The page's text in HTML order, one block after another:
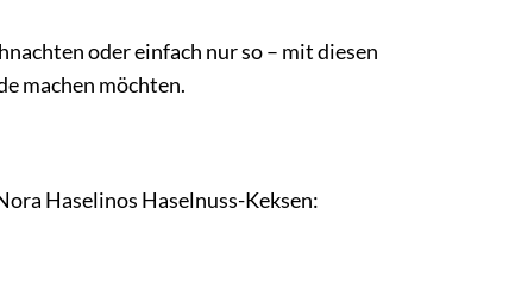
oder einfach nur so – mit diesen
machen möchten.
Haselinos Haselnuss-Keksen: